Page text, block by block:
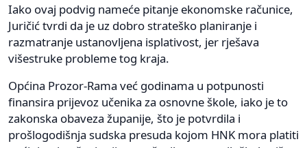
Iako ovaj podvig nameće pitanje ekonomske računice,
Juričić tvrdi da je uz dobro strateško planiranje i
razmatranje ustanovljena isplativost, jer rješava
višestruke probleme tog kraja.
Općina Prozor-Rama već godinama u potpunosti
finansira prijevoz učenika za osnovne škole, iako je to
zakonska obaveza županije, što je potvrdila i
prošlogodišnja sudska presuda kojom HNK mora platiti